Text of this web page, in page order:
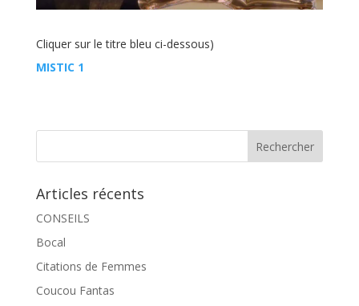
Cliquer sur le titre bleu ci-dessous)
MISTIC 1
Articles récents
CONSEILS
Bocal
Citations de Femmes
Coucou Fantas